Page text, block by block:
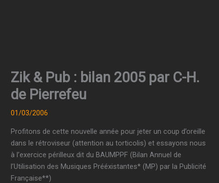
Zik & Pub : bilan 2005 par C-H.
de Pierrefeu
01/03/2006
Profitons de cette nouvelle année pour jeter un coup d’oreille
dans le rétroviseur (attention au torticolis) et essayons nous
à l’exercice périlleux dit du BAUMPPF (Bilan Annuel de
l’Utilisation des Musiques Prééxistantes* (MP) par la Publicité
Française**)